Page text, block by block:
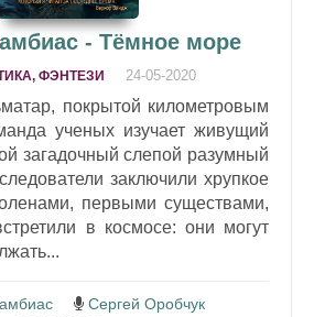
- Тёмное море
ФЭНТЕЗИ 24-05-2020
покрытой километровым
ученых изучает живущий
загадочный слепой разумный
заключили хрупкое
первыми существами,
в космосе: они могут
Сергей Оробчук